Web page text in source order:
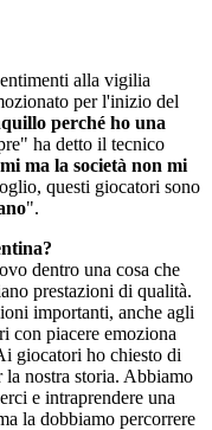
alla vigilia
per l'inizio del
perché ho una
ha detto il tecnico
ma la società non mi
questi giocatori sono
".
dentro una cosa che
prestazioni di qualità.
importanti, anche agli
con piacere emoziona
giocatori ho chiesto di
nostra storia. Abbiamo
e intraprendere una
la dobbiamo percorrere